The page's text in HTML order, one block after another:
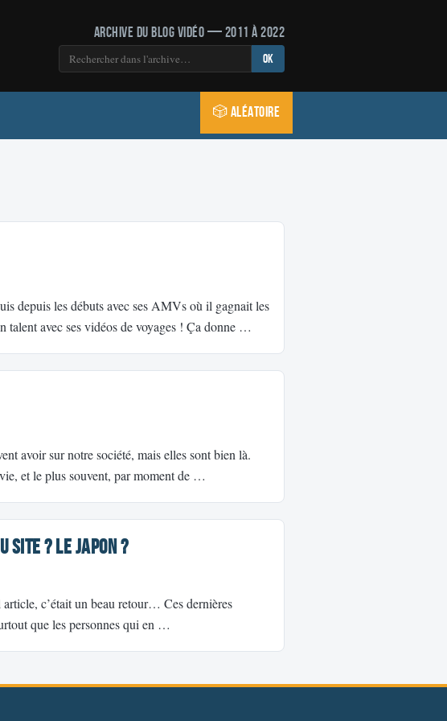
Archive du blog vidéo — 2011 à 2022
OK
🎲 Aléatoire
depuis les débuts avec ses AMVs où il gagnait les
talent avec ses vidéos de voyages ! Ça donne …
avoir sur notre société, mais elles sont bien là.
et le plus souvent, par moment de …
site ? le japon ?
c’était un beau retour… Ces dernières
que les personnes qui en …